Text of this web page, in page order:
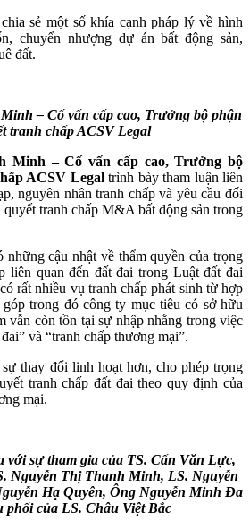
sẻ một số khía cạnh pháp lý về hình
chuyển nhượng dự án bất động sản,
đất.
– Cố vấn cấp cao, Trưởng bộ phận
tranh chấp ACSV Legal​
Minh​ – Cố vấn cấp cao, Trưởng bộ
ACSV Legal​trình bày tham luận liên
nguyên nhân tranh chấp và yêu cầu đối
tranh chấp M&A bất động sản trong
cậu nhật về thẩm quyền của trọng
liên quan đến đất đai trong Luật đất đai
rất nhiều vụ tranh chấp phát sinh từ hợp
trong đó công ty mục tiêu có sở hữu
vẫn còn tồn tại sự nhập nhằng trong việc
và “tranh chấp thương mại”.
thay đổi linh hoạt hơn, cho phép trọng
tranh chấp đất đai theo quy định của
mại.​
với sự tham gia của TS. Cấn Văn Lực,
Nguyễn Thị Thanh Minh, LS. Nguyễn
Hạ Quyên, Ông Nguyễn Minh Đa
phối của LS. Châu Việt Bắc